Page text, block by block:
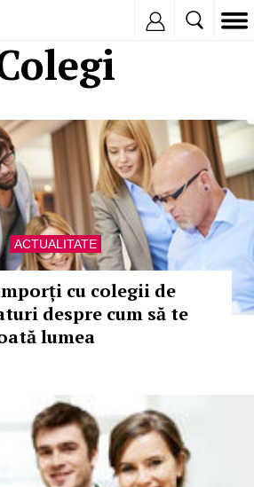
ACTUALITATE
cu colegii de
despre cum să te
lumea